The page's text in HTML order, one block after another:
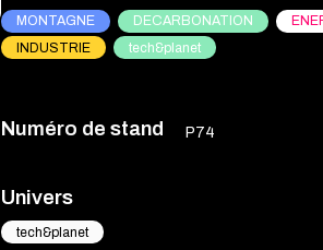
MONTAGNE DECARBONATION
INDUSTRIE
tech&planet
Numéro de stand P74
Univers
tech&planet